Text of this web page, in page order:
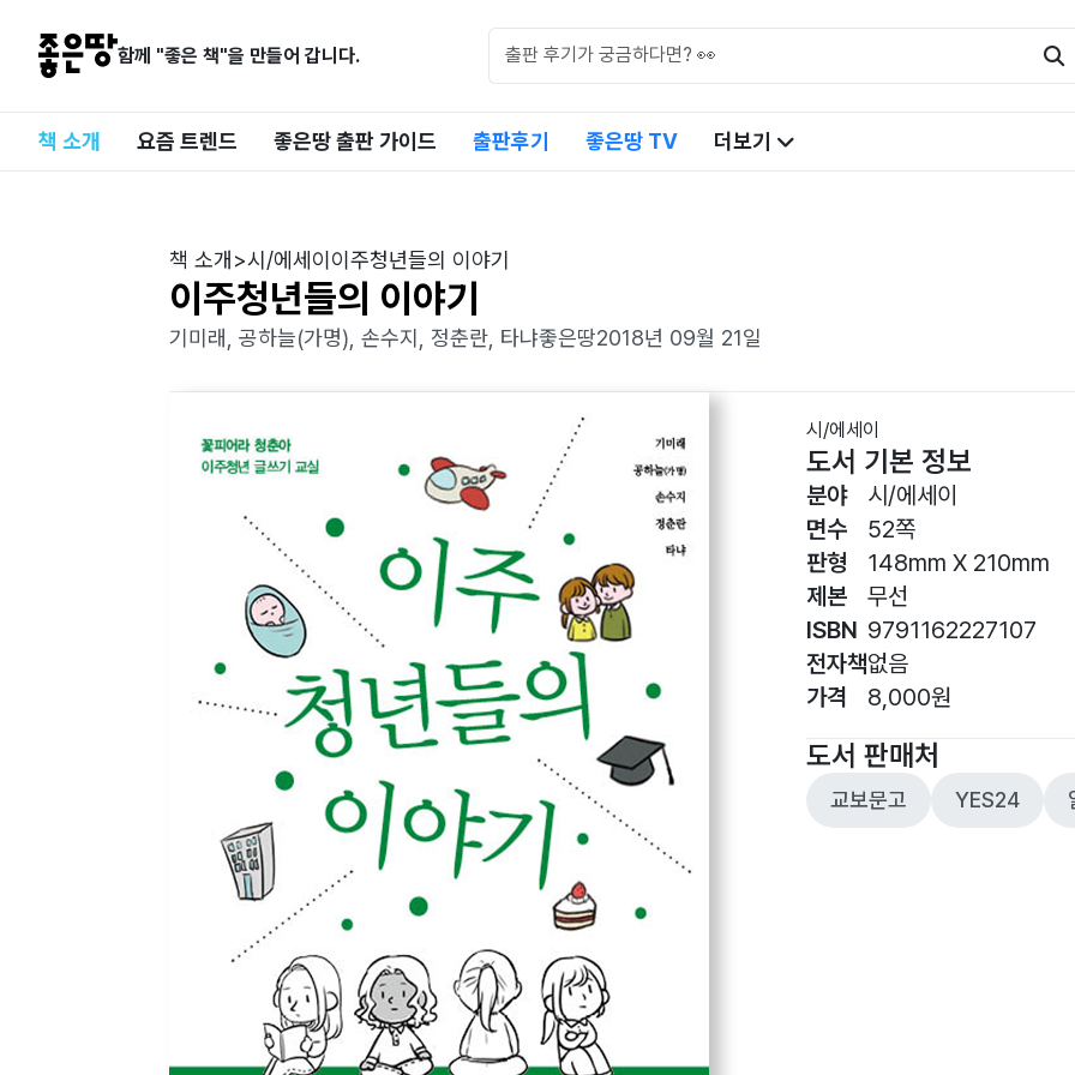
함께 "좋은 책"을 만들어 갑니다.
책 소개 요즘 트렌드 좋은땅 출판 가이드 출판후기 좋은땅 TV 더보기
책 소개 >시/에세이 이주청년들의 이야기
이주청년들의 이야기
기미래, 공하늘(가명), 손수지, 정춘란, 타냐좋은땅2018년 09월 21일
시/에세이
도서 기본 정보
분야
면수
판형
제본
ISBN
전자책
가격
시/에세이
52쪽
148mm X 210mm
무선
9791162227107
없음
8,000원
도서 판매처
교보문고 YES24